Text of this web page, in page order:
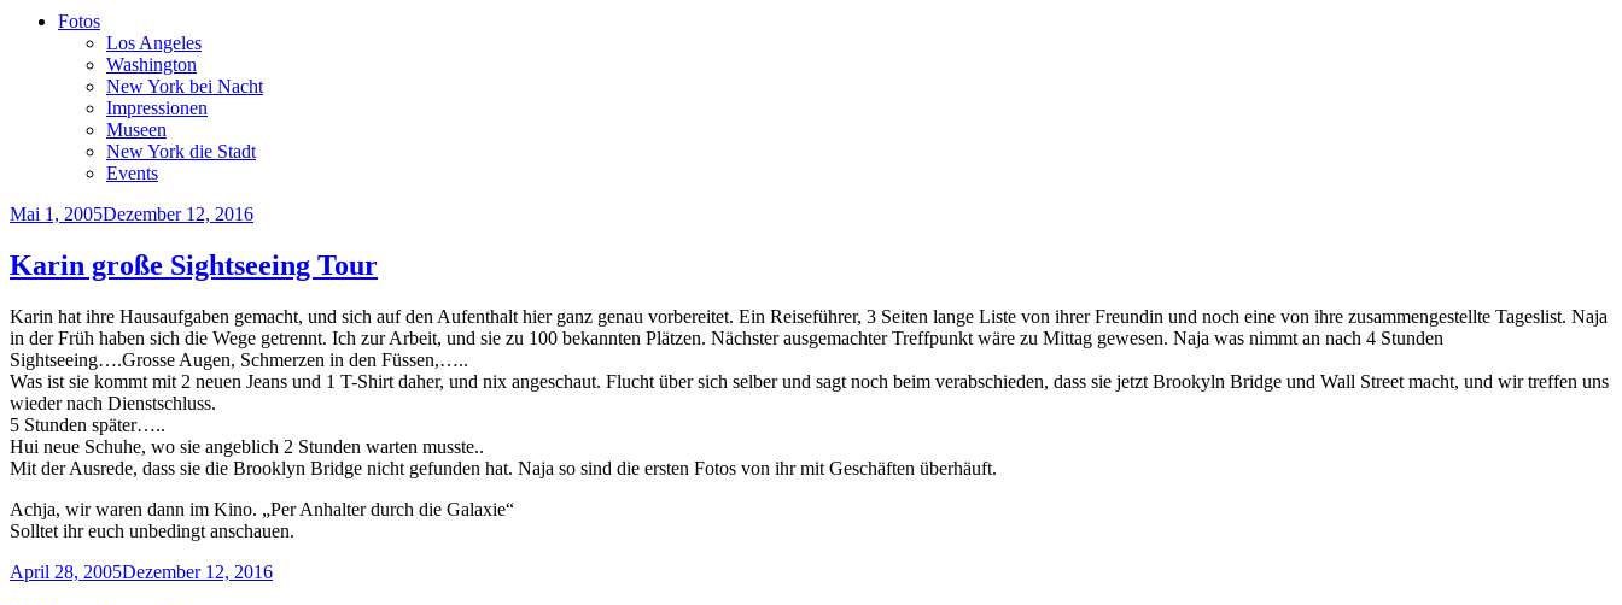
Fotos
Los Angeles
Washington
New York bei Nacht
Impressionen
Museen
New York die Stadt
Events
Veröffentlicht
Mai 1, 2005Dezember 12, 2016
Karin große Sightseeing Tour
Karin hat ihre Hausaufgaben gemacht, und sich auf den Aufenthalt hier ganz genau vorbereitet. Ein Reiseführer, 3 Seiten lange Liste von ihrer Freundin und noch eine von ihre zusammengestellte Tageslist. Naja
in der Früh haben sich die Wege getrennt. Ich zur Arbeit, und sie zu 100 bekannten Plätzen. Nächster ausgemachter Treffpunkt wäre zu Mittag gewesen. Naja was nimmt an nach 4 Stunden
Sightseeing….Grosse Augen, Schmerzen in den Füssen,…..
Was ist sie kommt mit 2 neuen Jeans und 1 T-Shirt daher, und nix angeschaut. Flucht über sich selber und sagt noch beim verabschieden, dass sie jetzt Brookyln Bridge und Wall Street macht, und wir treffen uns
wieder nach Dienstschluss.
5 Stunden später…..
Hui neue Schuhe, wo sie angeblich 2 Stunden warten musste..
Mit der Ausrede, dass sie die Brooklyn Bridge nicht gefunden hat. Naja so sind die ersten Fotos von ihr mit Geschäften überhäuft.
Achja, wir waren dann im Kino. „Per Anhalter durch die Galaxie“
Solltet ihr euch unbedingt anschauen.
Veröffentlicht
April 28, 2005Dezember 12, 2016